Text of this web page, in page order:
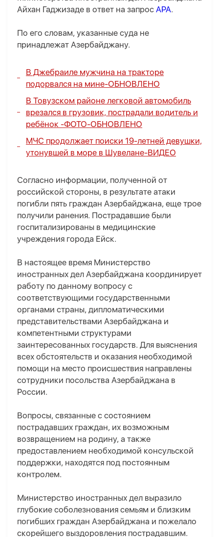
Айхан Гаджизаде в ответ на запрос APA.
По его словам, указанные суда не
принадлежат Азербайджану.
В Джебраиле мужчина на тракторе
подорвался на мине-ОБНОВЛЕНО
В Товузском районе легковой автомобиль
врезался в грузовик, пострадали водитель и
ребёнок -ФОТО-ОБНОВЛЕНО
МЧС продолжает поиски 19-летней девушки,
утонувшей в море в Шувелане-ВИДЕО
Согласно информации, полученной от
российской стороны, в результате атаки
погибли пять граждан Азербайджана, еще трое
получили ранения. Пострадавшие были
госпитализированы в медицинские
учреждения города Ейск.
В настоящее время Министерство
иностранных дел Азербайджана координирует
работу по данному вопросу с
соответствующими государственными
органами страны, дипломатическими
представительствами Азербайджана и
компетентными структурами
заинтересованных государств. Для выяснения
всех обстоятельств и оказания необходимой
помощи на место происшествия направлены
сотрудники посольства Азербайджана в
России.
Вопросы, связанные с состоянием
пострадавших граждан, их возможным
возвращением на родину, а также
предоставлением необходимой консульской
поддержки, находятся под постоянным
контролем.
Министерство иностранных дел выразило
глубокие соболезнования семьям и близким
погибших граждан Азербайджана и пожелало
скорейшего выздоровления пострадавшим.